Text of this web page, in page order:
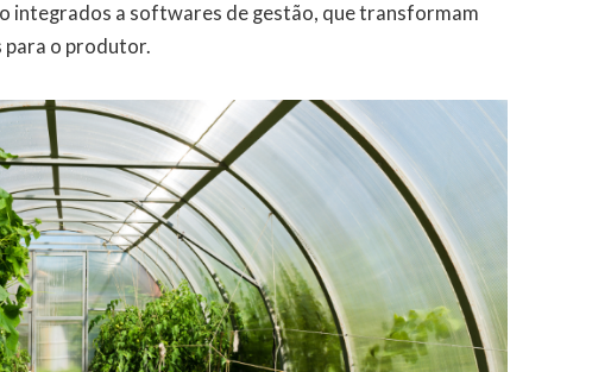
integrados a softwares de gestão, que transformam
para o produtor.